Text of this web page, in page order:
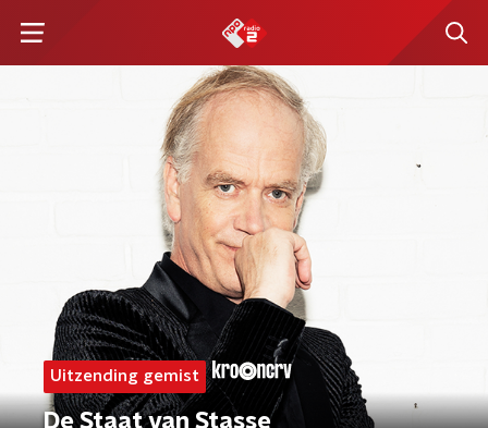
Uitzending gemist
De Staat van Stasse